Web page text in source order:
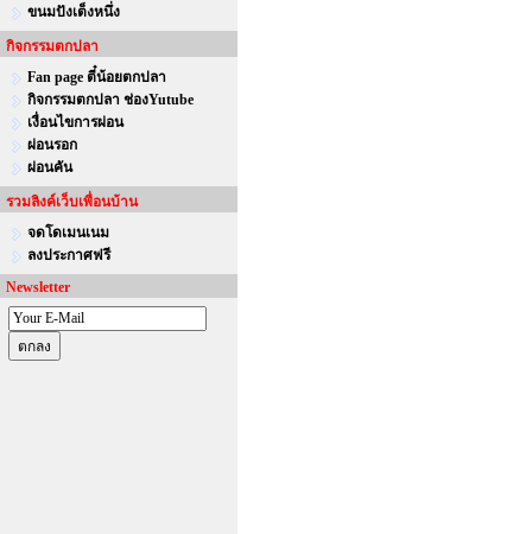
ขนมปังเต็งหนึ่ง
กิจกรรมตกปลา
Fan page ตี๋น้อยตกปลา
กิจกรรมตกปลา ช่องYutube
เงื่อนไขการผ่อน
ผ่อนรอก
ผ่อนคัน
รวมลิงค์เว็บเพื่อนบ้าน
จดโดเมนเนม
ลงประกาศฟรี
Newsletter